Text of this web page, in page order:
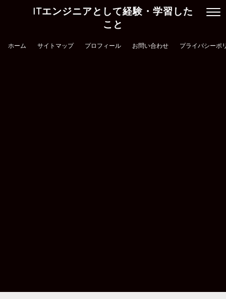
ITエンジニアとして経験・学習した
こと
ホーム サイトマップ プロフィール お問い合わせ プライバシーポ